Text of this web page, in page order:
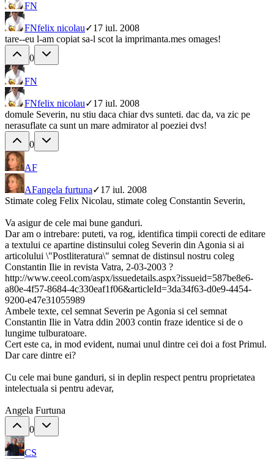
FN
FNfelix nicolau✓17 iul. 2008
tare--eu l-am copiat sa-l scot la imprimanta.mes omages!
0
FN
FNfelix nicolau✓17 iul. 2008
domule Severin, nu stiu daca chiar dvs sunteti. dac da, va zic pe
nerasuflate ca sunt un mare admirator al poeziei dvs!
0
AF
AFangela furtuna✓17 iul. 2008
Stimate coleg Felix Nicolau, stimate coleg Constantin Severin,
Va asigur de cele mai bune ganduri.
Dar am o intrebare: puteti, va rog, identifica timpii corecti de editare
a textului ce apartine distinsului coleg Severin din Agonia si ai
articolului \"Postliteratura\" semnat de distinsul nostru coleg
Constantin Ilie in revista Vatra, 2-03-2003 ?
http://www.ceeol.com/aspx/issuedetails.aspx?issueid=587be8e6-
a80e-4f57-8684-4c330eaf1f06&articleId=3da34f63-d0e9-4454-
9200-e47e31055989
Ambele texte, cel semnat Severin pe Agonia si cel semnat
Constantin Ilie in Vatra ddin 2003 contin fraze identice si de o
lungime tulburatoare.
Cert este ca, in mod evident, numai unul dintre cei doi a fost Primul.
Dar care dintre ei?
Cu cele mai bune ganduri, si in deplin respect pentru proprietatea
intelectuala si pentru adevar,
Angela Furtuna
0
CS